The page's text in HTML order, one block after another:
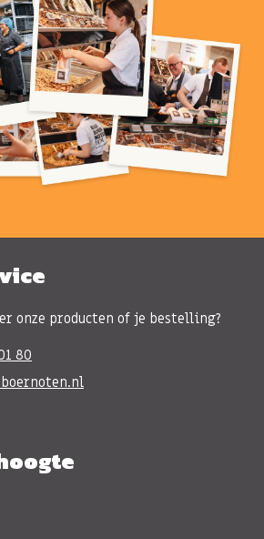
onze producten of je bestelling?
80